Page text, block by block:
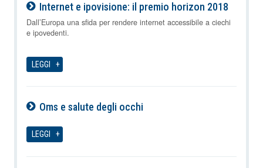
Internet e ipovisione: il premio horizon 2018
06-08-2026
Dall’Europa una sfida per rendere internet accessibile a ciechi
e ipovedenti.
LEGGI
Oms e salute degli occhi
LEGGI